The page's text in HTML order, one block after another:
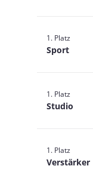
1. Platz
Sport
1. Platz
Studio
1. Platz
Verstärker